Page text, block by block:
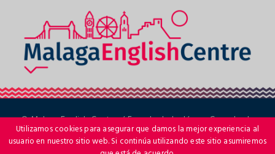
© Malaga English Centre / Escuela de Inglés en Cerrado de
Calderón, Málaga
Utilizamos cookies para asegurar que damos la mejor experiencia al
usuario en nuestro sitio web. Si continúa utilizando este sitio asumiremos